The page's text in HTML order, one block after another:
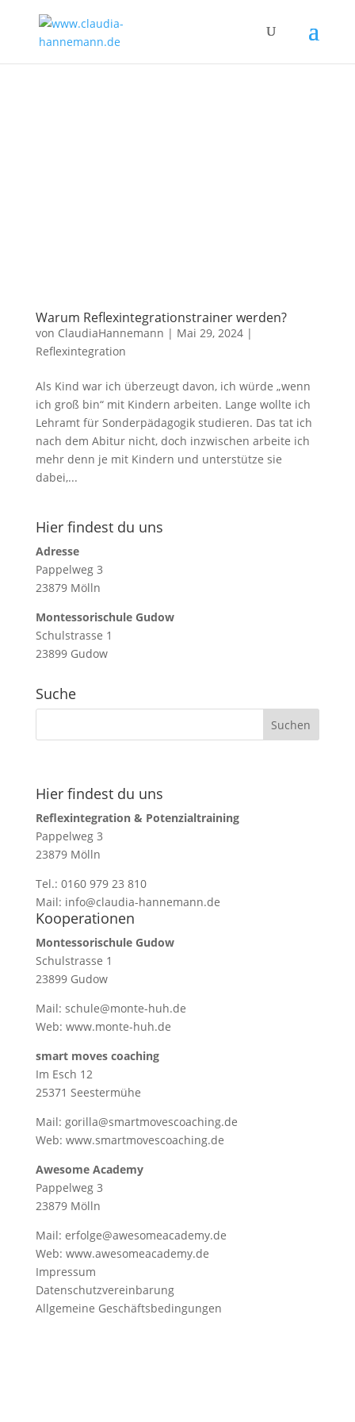
Warum Reflexintegrationstrainer werden?
von ClaudiaHannemann | Mai 29, 2024|
Reflexintegration
Als Kind war ich überzeugt davon, ich würde „wenn
ich groß bin“ mit Kindern arbeiten. Lange wollte ich
Lehramt für Sonderpädagogik studieren. Das tat ich
nach dem Abitur nicht, doch inzwischen arbeite ich
mehr denn je mit Kindern und unterstütze sie
dabei,...
Hier findest du uns
Adresse
Pappelweg 3
23879 Mölln
Montessorischule Gudow
Schulstrasse 1
23899 Gudow
Suche
Hier findest du uns
Reflexintegration & Potenzialtraining
Pappelweg 3
23879 Mölln
Tel.: 0160 979 23 810
Mail: info@claudia-hannemann.de
Kooperationen
Montessorischule Gudow
Schulstrasse 1
23899 Gudow
Mail: schule@monte-huh.de
Web: www.monte-huh.de
smart moves coaching
Im Esch 12
25371 Seestermühe
Mail: gorilla@smartmovescoaching.de
Web: www.smartmovescoaching.de
Awesome Academy
Pappelweg 3
23879 Mölln
Mail: erfolge@awesomeacademy.de
Web: www.awesomeacademy.de
Impressum
Datenschutzvereinbarung
Allgemeine Geschäftsbedingungen